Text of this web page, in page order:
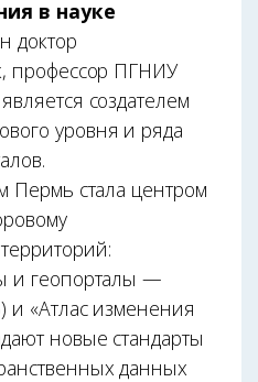
в науке
доктор
профессор ПГНИУ
создателем
уровня и ряда
Пермь стала центром
и геопорталы —
и «Атлас изменения
новые стандарты
данных